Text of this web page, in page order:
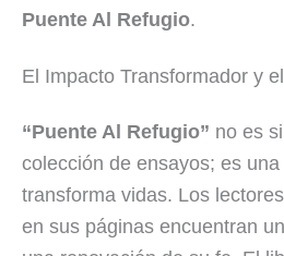
Puente Al Refugio.
El Impacto Transformador y
“Puente Al Refugio” no es
colección de ensayos; es
transforma vidas. Los
en sus páginas encuentran